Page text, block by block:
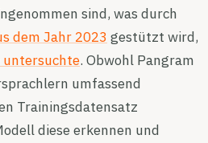
sind, was durch
dem Jahr 2023 gestützt wird,
untersuchte. Obwohl Pangram
umfassend
Trainingsdatensatz
diese erkennen und